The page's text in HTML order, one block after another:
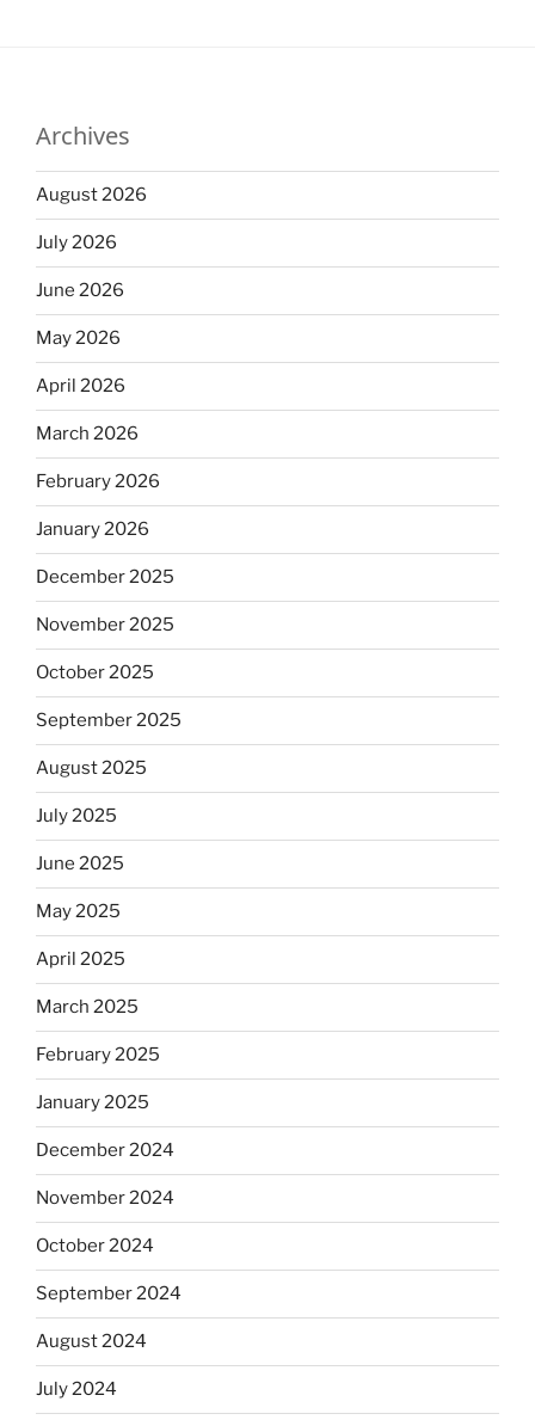
Archives
August 2026
July 2026
June 2026
May 2026
April 2026
March 2026
February 2026
January 2026
December 2025
November 2025
October 2025
September 2025
August 2025
July 2025
June 2025
May 2025
April 2025
March 2025
February 2025
January 2025
December 2024
November 2024
October 2024
September 2024
August 2024
July 2024